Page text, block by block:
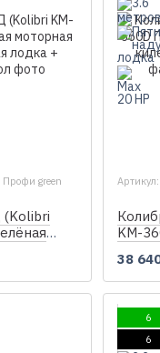
green
KM-
лодка
38
6
6